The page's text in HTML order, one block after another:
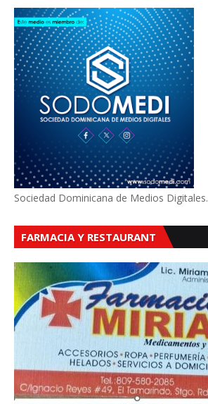
Sociedad Dominicana de Medios Digitales.
FARMACIA Y RESTAURANT